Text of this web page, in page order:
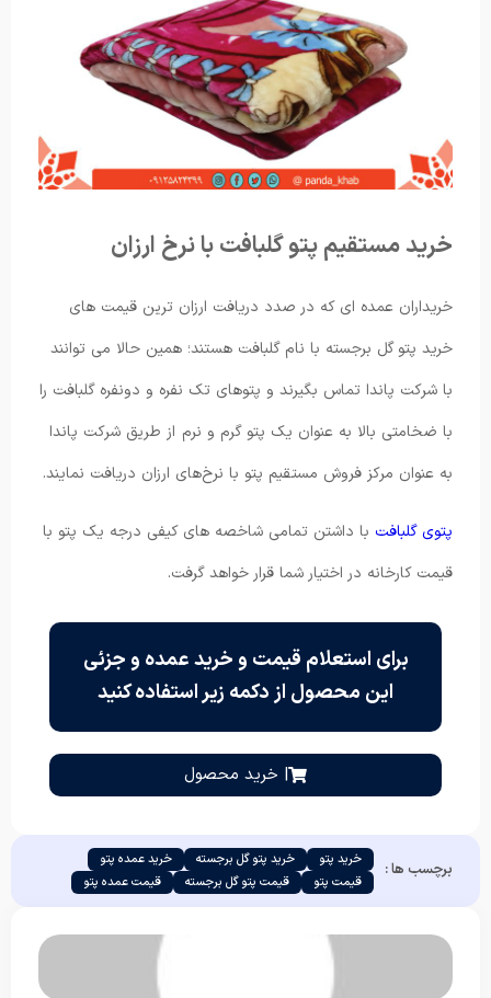
خرید مستقیم پتو گلبافت با نرخ ارزان
خریداران عمده ای که در صدد دریافت ارزان ترین قیمت های
خرید پتو گل برجسته با نام گلبافت هستند؛ همین حالا می توانند
با شرکت پاندا تماس بگیرند و پتوهای تک نفره و دونفره گلبافت را
با ضخامتی بالا به عنوان یک پتو گرم و نرم از طریق شرکت پاندا
به عنوان مرکز فروش مستقیم پتو با نرخ‌های ارزان دریافت نمایند.
پتوی گلبافت با داشتن تمامی شاخصه های کیفی درجه یک پتو با
قیمت کارخانه در اختیار شما قرار خواهد گرفت.
برای استعلام قیمت و خرید عمده و جزئی
این محصول از دکمه زیر استفاده کنید
| خرید محصول
برچسب ها : خرید پتو خرید پتو گل برجسته
خرید عمده پتو
قیمت پتو
قیمت پتو گل برجسته قیمت عمده پتو